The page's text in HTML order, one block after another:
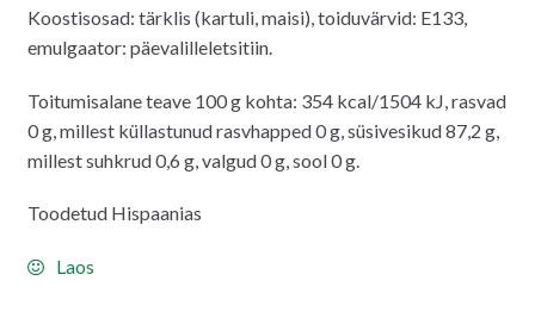
Koostisosad: tärklis (kartuli, maisi), toiduvärvid: E133,
emulgaator: päevalilleletsitiin.
Toitumisalane teave 100 g kohta: 354 kcal/1504 kJ, rasvad
0 g, millest küllastunud rasvhapped 0 g, süsivesikud 87,2 g,
millest suhkrud 0,6 g, valgud 0 g, sool 0 g.
Toodetud Hispaanias
Laos